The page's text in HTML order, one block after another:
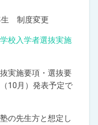
制度変更
校入学者選抜実施
実施要項・選抜要
10月）発表予定で
の先生方と想定し